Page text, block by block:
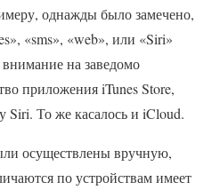
однажды было замечено,
«sms», «web», или «Siri»
на заведомо
приложения iTunes Store,
Siri. То же касалось и iCloud.
осуществлены вручную,
по устройствам имеет